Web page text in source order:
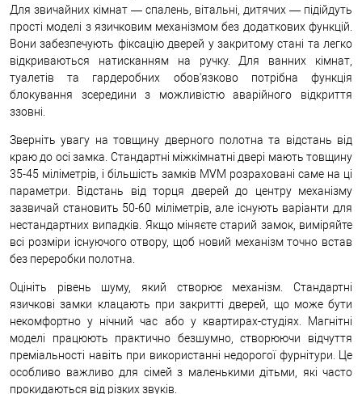
Для звичайних кімнат — спалень, вітальні, дитячих — підійдуть
прості моделі з язичковим механізмом без додаткових функцій.
Вони забезпечують фіксацію дверей у закритому стані та легко
відкриваються натисканням на ручку. Для ванних кімнат,
туалетів та гардеробних обов'язково потрібна функція
блокування зсередини з можливістю аварійного відкриття
ззовні.
Зверніть увагу на товщину дверного полотна та відстань від
краю до осі замка. Стандартні міжкімнатні двері мають товщину
35-45 міліметрів, і більшість замків MVM розраховані саме на ці
параметри. Відстань від торця дверей до центру механізму
зазвичай становить 50-60 міліметрів, але існують варіанти для
нестандартних випадків. Якщо міняєте старий замок, виміряйте
всі розміри існуючого отвору, щоб новий механізм точно встав
без переробки полотна.
Оцініть рівень шуму, який створює механізм. Стандартні
язичкові замки клацають при закритті дверей, що може бути
некомфортно у нічний час або у квартирах-студіях. Магнітні
моделі працюють практично безшумно, створюючи відчуття
преміальності навіть при використанні недорогої фурнітури. Це
особливо важливо для сімей з маленькими дітьми, які часто
прокидаються від різких звуків.